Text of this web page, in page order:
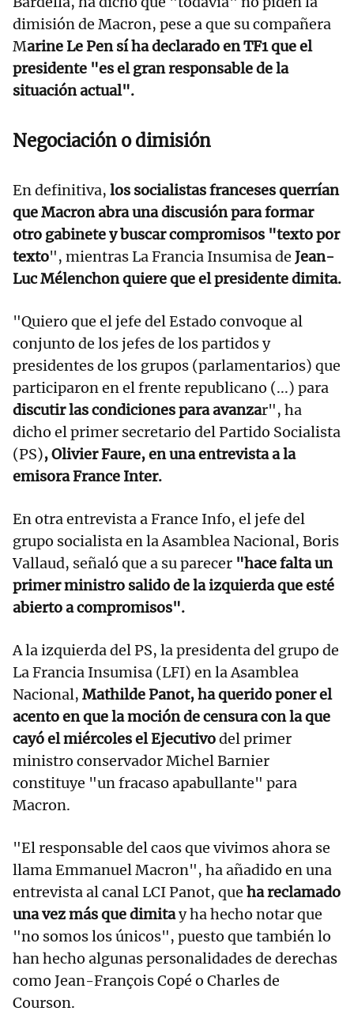
dimisión de Macron, pese a que su compañera
Marine Le Pen sí ha declarado en TF1 que el
presidente "es el gran responsable de la
situación actual".
Negociación o dimisión
En definitiva, los socialistas franceses querrían
que Macron abra una discusión para formar
otro gabinete y buscar compromisos "texto por
texto", mientras La Francia Insumisa de Jean-
Luc Mélenchon quiere que el presidente dimita.
"Quiero que el jefe del Estado convoque al
conjunto de los jefes de los partidos y
presidentes de los grupos (parlamentarios) que
participaron en el frente republicano (...) para
discutir las condiciones para avanzar", ha
dicho el primer secretario del Partido Socialista
(PS), Olivier Faure, en una entrevista a la
emisora France Inter.
En otra entrevista a France Info, el jefe del
grupo socialista en la Asamblea Nacional, Boris
Vallaud, señaló que a su parecer "hace falta un
primer ministro salido de la izquierda que esté
abierto a compromisos".
A la izquierda del PS, la presidenta del grupo de
La Francia Insumisa (LFI) en la Asamblea
Nacional, Mathilde Panot, ha querido poner el
acento en que la moción de censura con la que
cayó el miércoles el Ejecutivodel primer
ministro conservador Michel Barnier
constituye "un fracaso apabullante" para
Macron.
"El responsable del caos que vivimos ahora se
llama Emmanuel Macron", ha añadido en una
entrevista al canal LCI Panot, que ha reclamado
una vez más que dimitay ha hecho notar que
"no somos los únicos", puesto que también lo
han hecho algunas personalidades de derechas
como Jean-François Copé o Charles de
Courson.